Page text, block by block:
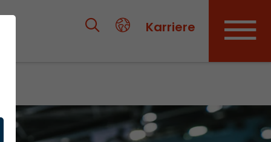
Karriere